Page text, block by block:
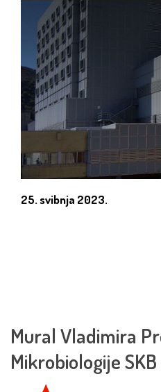
25. svibnja 2023.
Mural Vladimira
Mikrobiologije